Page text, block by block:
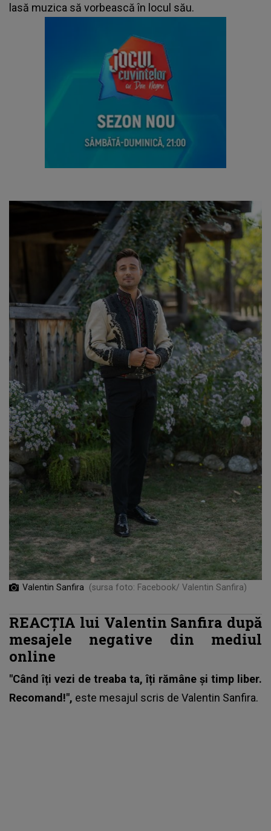
lasă muzica să vorbească în locul său.
Valentin Sanfira (sursa foto: Facebook/ Valentin Sanfira)
REACȚIA lui Valentin Sanfira după
mesajele negative din mediul
online
"Când îți vezi de treaba ta, îți rămâne și timp liber.
Recomand!", este mesajul scris de Valentin Sanfira.